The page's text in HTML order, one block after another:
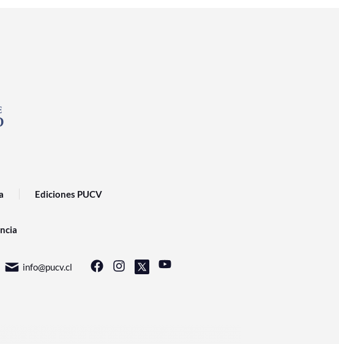
Ediciones PUCV
info@pucv.cl